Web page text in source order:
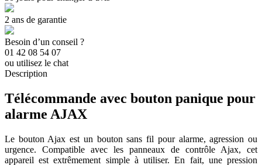
2 ans de garantie
Besoin d’un conseil ?
01 42 08 54 07
ou utilisez le chat
Description
Télécommande avec bouton panique pour
alarme AJAX
Le bouton Ajax est un bouton sans fil pour alarme, agression ou
urgence. Compatible avec les panneaux de contrôle Ajax, cet
appareil est extrêmement simple à utiliser. En fait, une pression